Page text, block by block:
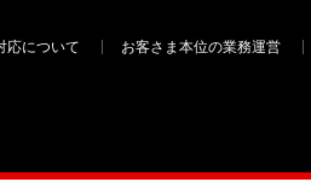
応について
お客さま本位の業務運営